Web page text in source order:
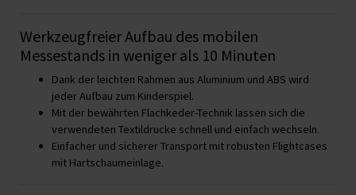
Werkzeugfreier Aufbau des mobilen
Messestands in weniger als 10 Minuten
Dank der leichten Rahmen aus Aluminium und ABS wird
jeder Aufbau zum Kinderspiel.
Mit der bewährten Flachkeder-Technik lassen sich die
verwendeten Textildrucke schnell und einfach wechseln.
Einfacher und sicherer Transport mit robusten Flightcases
mit Hartschaumeinlage.